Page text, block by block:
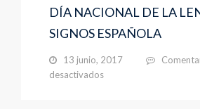
DÍA NACIONAL DE LA
SIGNOS ESPAÑOLA
13 junio, 2017
desactivadosen